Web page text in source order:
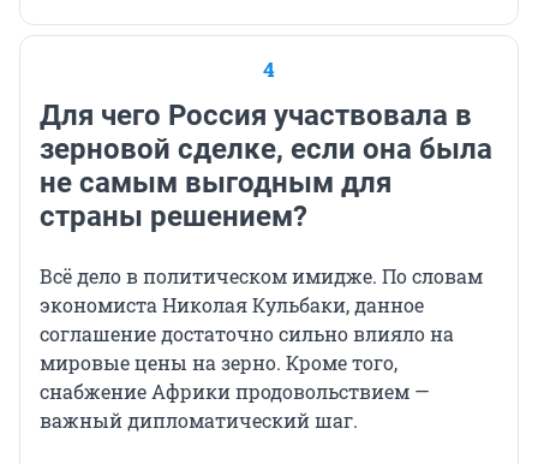
4
Для чего Россия участвовала в
зерновой сделке, если она была
не самым выгодным для
страны решением?
Всё дело в политическом имидже. По словам
экономиста Николая Кульбаки, данное
соглашение достаточно сильно влияло на
мировые цены на зерно. Кроме того,
снабжение Африки продовольствием —
важный дипломатический шаг.